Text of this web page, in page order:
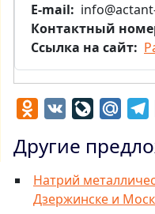
E-mail
Контактный
Ссылка на сайт
Odnoklassniki
VK
Другие
Натрий
Дзержинске и